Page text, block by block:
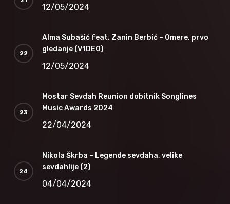
12/05/2024
Alma Subašić feat. Zanin Berbić – Omere, prvo
gledanje (V1DEO)
12/05/2024
Mostar Sevdah Reunion dobitnik Songlines
Music Awards 2024
22/04/2024
Nikola Škrba – Legende sevdaha, velike
sevdahlije (2)
04/04/2024